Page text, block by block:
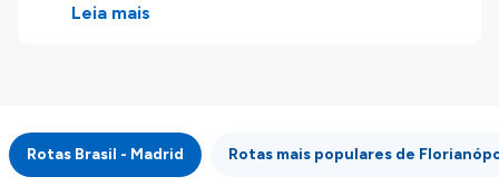
produtos disponíveis no nosso website são
integridade ou pela precisão da informação
publicada, por isso verifique com atenção todas
as condições no website do parceiro antes de
Leia mais
Rotas Brasil - Madrid Rotas mais populares de